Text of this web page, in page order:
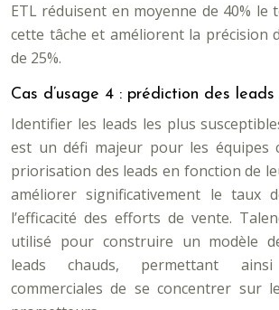
ETL réduisent en moyenne de 40% le
cette tâche et améliorent la précision
de 25%.
Cas d’usage 4 : prédiction des leads
Identifier les leads les plus
est un défi majeur pour les équipes
priorisation des leads en fonction de
améliorer significativement le taux
l’efficacité des efforts de vente.
utilisé pour construire un modèle
leads chauds, permettant
commerciales de se concentrer sur